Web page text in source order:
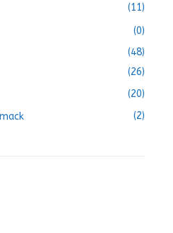
(11)
(0)
(48)
(26)
(20)
(2)